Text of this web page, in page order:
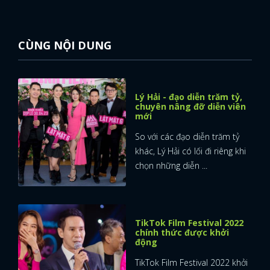
CÙNG NỘI DUNG
Lý Hải - đạo diễn trăm tỷ,
chuyên nâng đỡ diễn viên
mới
So với các đạo diễn trăm tỷ
khác, Lý Hải có lối đi riêng khi
chọn những diễn ...
TikTok Film Festival 2022
chính thức được khởi
động
TikTok Film Festival 2022 khởi